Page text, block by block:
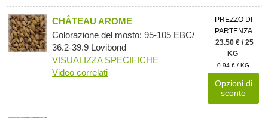
CHÂTEAU AROME
Colorazione del mosto: 95-105 EBC/
36.2-39.9 Lovibond
VISUALIZZA SPECIFICHE
Video correlati
PREZZO DI
PARTENZA
23.50 € / 25
KG
0.94 € / KG
Opzioni di
sconto